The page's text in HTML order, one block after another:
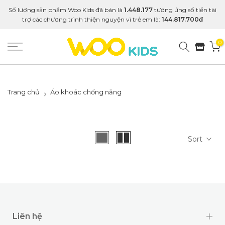
Số lượng sản phẩm Woo Kids đã bán là 1.448.177 tương ứng số tiền tài
trợ các chương trình thiện nguyện vì trẻ em là: 144.817.700đ
0
Trang chủ Áo khoác chống nắng
Sort
Liên hệ